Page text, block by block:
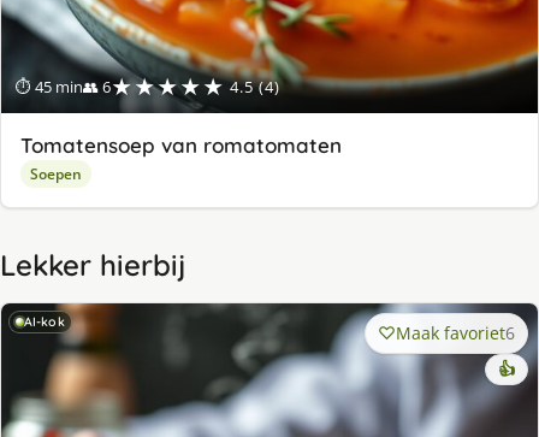
⏱ 45 min👥 6★★★★★ 4.5 (4)
Tomatensoep van romatomaten
Soepen
Lekker hierbij
AI-kok Maak favoriet6
👍